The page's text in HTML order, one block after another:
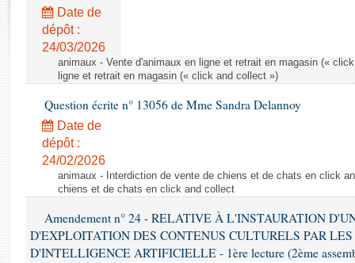
Rapports législatifs
Rapports sur l'application des lois
Baromètre de l’application des lois
Dossiers législatifs
Budget et sécurité sociale
Questions écrites et orales
Comptes rendus des débats
Date de
dépôt :
24/03/2026
animaux - Vente d'animaux en ligne et retrait en magasin («
ligne et retrait en magasin (« click and collect »)
Question écrite n° 13056 de Mme Sandra Delannoy
Date de
dépôt :
24/02/2026
animaux - Interdiction de vente de chiens et de chats en click
chiens et de chats en click and collect
Amendement n° 24 - RELATIVE À L'INSTAURATION
D'EXPLOITATION DES CONTENUS CULTURELS PAR LES
D'INTELLIGENCE ARTIFICIELLE - 1ère lecture (2ème